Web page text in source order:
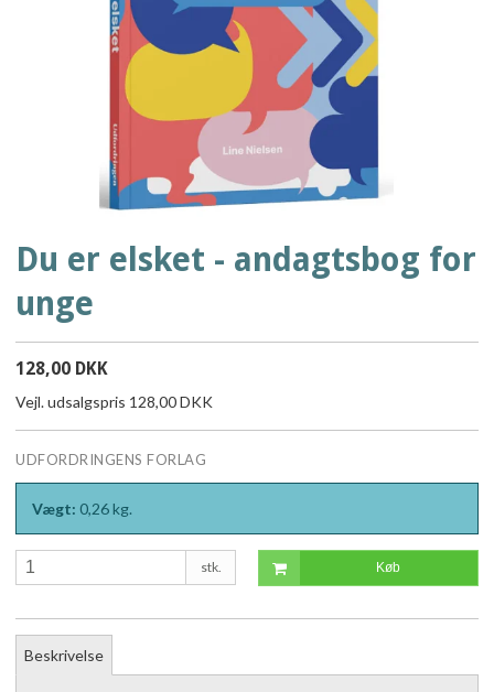
Du er elsket - andagtsbog for
unge
128,00 DKK
Vejl. udsalgspris 128,00 DKK
UDFORDRINGENS FORLAG
Vægt: 0,26kg.
stk. Køb
Beskrivelse